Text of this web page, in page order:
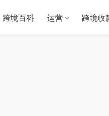
跨境百科 运营 跨境收